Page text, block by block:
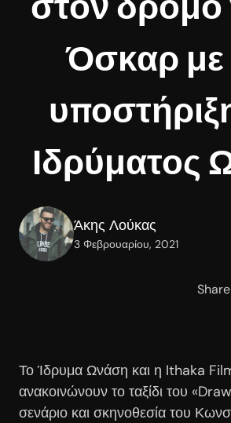
Όσκαρ με
Ιδρύματος
Άκης Λούκας
3 Φεβρουαρίου, 2021
Το Ίδρυμα Ωνάση και η Ithaka
ανακοινώνουν το ταξίδι του
σενάριο και σκηνοθεσία του